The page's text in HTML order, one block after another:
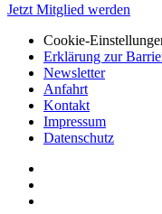
Jetzt Mitglied werden
Cookie-
Erklärung zur
Newsletter
Anfahrt
Kontakt
Impressum
Datenschutz